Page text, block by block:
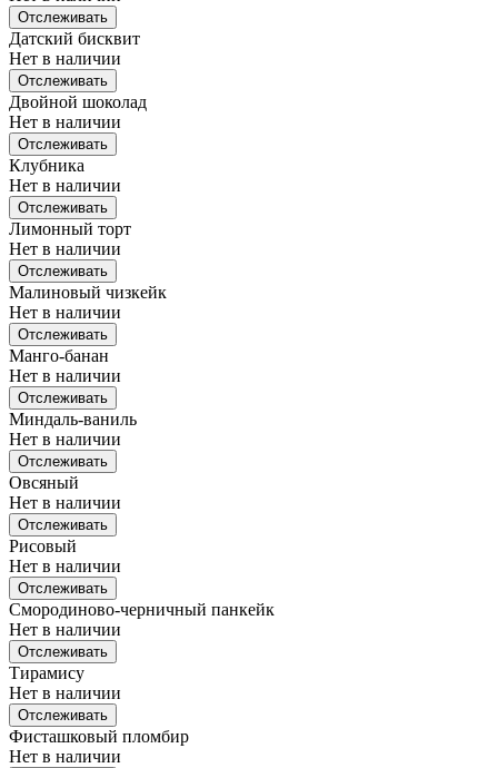
Отслеживать
Датский бисквит
Нет в наличии
Отслеживать
Двойной шоколад
Нет в наличии
Отслеживать
Клубника
Нет в наличии
Отслеживать
Лимонный торт
Нет в наличии
Отслеживать
Малиновый чизкейк
Нет в наличии
Отслеживать
Манго-банан
Нет в наличии
Отслеживать
Миндаль-ваниль
Нет в наличии
Отслеживать
Овсяный
Нет в наличии
Отслеживать
Рисовый
Нет в наличии
Отслеживать
Смородиново-черничный панкейк
Нет в наличии
Отслеживать
Тирамису
Нет в наличии
Отслеживать
Фисташковый пломбир
Нет в наличии